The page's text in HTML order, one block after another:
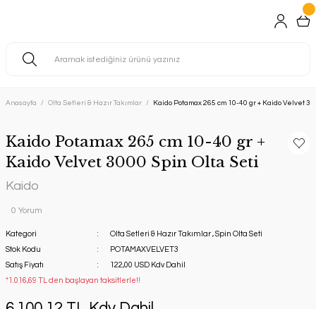
Anasayfa Olta Setleri & Hazır Takımlar Kaido Potamax 265 cm 10-40 gr + Kaido Velvet
Kaido Potamax 265 cm 10-40 gr +
Kaido Velvet 3000 Spin Olta Seti
Kaido
0 Yorum
Kategori Olta Setleri & Hazır Takımlar ,Spin Olta Seti
Stok Kodu
POTAMAXVELVET3
Satış Fiyatı
122,00 USD Kdv Dahil
*1.016,69 TL den başlayan taksitlerle!!